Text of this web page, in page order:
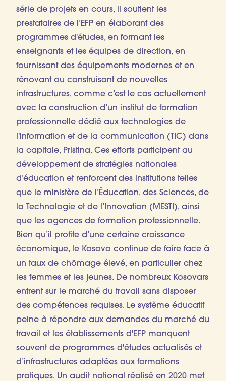
série de projets en cours, il soutient les
prestataires de l’EFP en élaborant des
programmes d'études, en formant les
enseignants et les équipes de direction, en
fournissant des équipements modernes et en
rénovant ou construisant de nouvelles
infrastructures, comme c’est le cas actuellement
avec la construction d’un institut de formation
professionnelle dédié aux technologies de
l'information et de la communication (TIC) dans
la capitale, Pristina. Ces efforts participent au
développement de stratégies nationales
d’éducation et renforcent des institutions telles
que le ministère de l’Éducation, des Sciences, de
la Technologie et de l’Innovation (MESTI), ainsi
que les agences de formation professionnelle.
Bien qu’il profite d’une certaine croissance
économique, le Kosovo continue de faire face à
un taux de chômage élevé, en particulier chez
les femmes et les jeunes. De nombreux Kosovars
entrent sur le marché du travail sans disposer
des compétences requises. Le système éducatif
peine à répondre aux demandes du marché du
travail et les établissements d'EFP manquent
souvent de programmes d'études actualisés et
d’infrastructures adaptées aux formations
pratiques. Un audit national réalisé en 2020 met